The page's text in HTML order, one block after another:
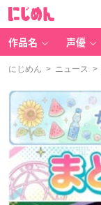
作品名 声優
にじめん > ニュース >